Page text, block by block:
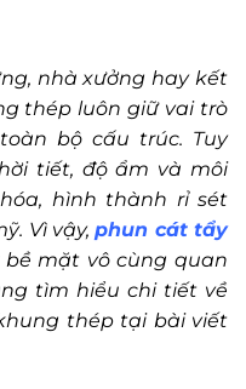
nhà xưởng hay kết
thép luôn giữ vai trò
bộ cấu trúc. Tuy
tiết, độ ẩm và môi
hình thành rỉ sét
Vì vậy,phun cát tẩy
bề mặt vô cùng quan
tìm hiểu chi tiết về
thép tại bài viết